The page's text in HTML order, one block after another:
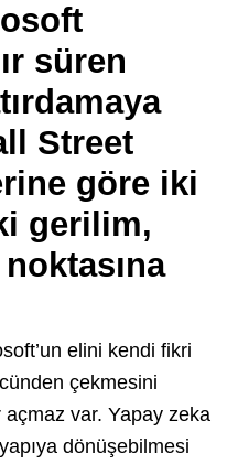
süren
Street
göre iki
gerilim,
elini kendi fikri
çekmesini
var. Yapay zeka
dönüşebilmesi